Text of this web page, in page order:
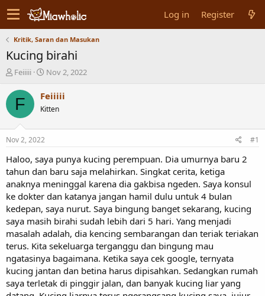
Log in Register
Kritik, Saran dan Masukan
Kucing birahi
T
r
a
t
a
r
t
e
r
Feiiiii
S
a
t
e
Nov 2, 2022
F Feiiiii
Kitten
Nov 2, 2022 #1
Haloo, saya punya kucing perempuan. Dia umurnya baru 2
tahun dan baru saja melahirkan. Singkat cerita, ketiga
anaknya meninggal karena dia gakbisa ngeden. Saya konsul
ke dokter dan katanya jangan hamil dulu untuk 4 bulan
kedepan, saya nurut. Saya bingung banget sekarang, kucing
saya masih birahi sudah lebih dari 5 hari. Yang menjadi
masalah adalah, dia kencing sembarangan dan teriak teriakan
terus. Kita sekeluarga terganggu dan bingung mau
ngatasinya bagaimana. Ketika saya cek google, ternyata
kucing jantan dan betina harus dipisahkan. Sedangkan rumah
saya terletak di pinggir jalan, dan banyak kucing liar yang